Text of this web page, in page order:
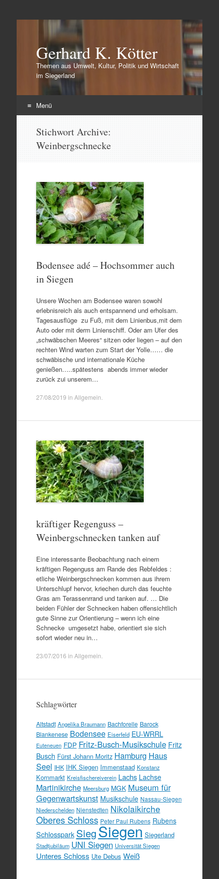
Gerhard K. Kötter
Themen aus Umwelt, Kultur, Politik und Wirtschaft
im Siegerland
Menü
springen
Stichwort Archive:
Weinbergschnecke
Bodensee adé – Hochsommer auch
in Siegen
Unsere Wochen am Bodensee waren sowohl
erlebnisreich als auch entspannend und erholsam.
Tagesausflüge zu Fuß, mit dem Linienbus,mit dem
Auto oder mit derm Linienschiff. Oder am Ufer des
„schwäbschen Meeres“ sitzen oder liegen – auf den
rechten Wind warten zum Start der Yolle…… die
schwäbische und internationale Küche
genießen…..spätestens abends immer wieder
zurück zui unserem…
27/08/2019 in Allgemein
kräftiger Regenguss –
Weinbergschnecken tanken auf
Eine interessante Beobachtung nach einem
kräftigen Regenguss am Rande des Rebfeldes :
etliche Weinbergschnecken kommen aus ihrem
Unterschlupf hervor, kriechen durch das feuchte
Gras am Terassenrrand und tanken auf. … Die
beiden Fühler der Schnecken haben offensichtlich
gute Sinne zur Orientierung – wenn ich eine
Schnecke umgesetzt habe, orientiert sie sich
sofort wieder neu in…
23/07/2016 in Allgemein
Schlagwörter
Altstadt Angelika Braumann Bachforelle Barock
Blankenese Bodensee Eiserfeld EU-WRRL
Euteneuen FDP Fritz-Busch-Musikschule Fritz
Busch Fürst Johann Moritz Hamburg Haus
Seel IHK IHK Siegen Immenstaad Konstanz
Kornmarkt Kreisfischereiverein Lachs Lachse
Martinikirche Meersburg MGK Museum für
Gegenwartskunst Musikschule Nassau-Siegen
Niederschelden Nienstedten Nikolaikirche
Oberes Schloss Peter Paul Rubens Rubens
Schlosspark SiegSiegen Siegerland
Stadtjubiläum UNI Siegen Universität Siegen
Unteres Schloss Ute Debus Weiß